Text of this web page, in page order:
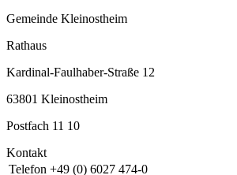
Gemeinde Kleinostheim
Rathaus
Kardinal-Faulhaber-Straße 12
63801 Kleinostheim
Postfach 11 10
Kontakt
Telefon +49 (0) 6027 474-0